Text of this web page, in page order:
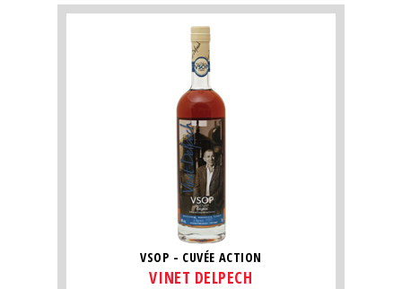
VSOP - CUVÉE ACTION
VINET DELPECH